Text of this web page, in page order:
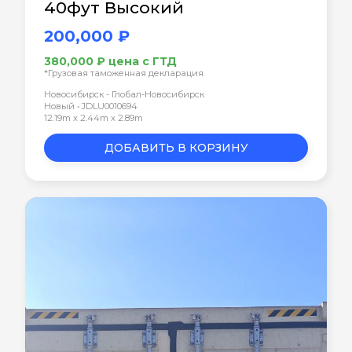
40фут Высокий
200,000 ₽
380,000 ₽ цена с ГТД
*Грузовая таможенная декларация
Новосибирск - Глобал-Новосибирск
Новый • JDLU0010694
12.19m x 2.44m x 2.89m
ДОБАВИТЬ В КОРЗИНУ